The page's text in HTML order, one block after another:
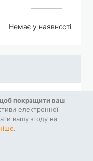
покращити ваш
електронної
вашу згоду на
.
Немає у наявності
0,00 грн